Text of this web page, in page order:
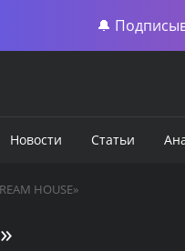
🔔
Новости Статьи
HOUSE»